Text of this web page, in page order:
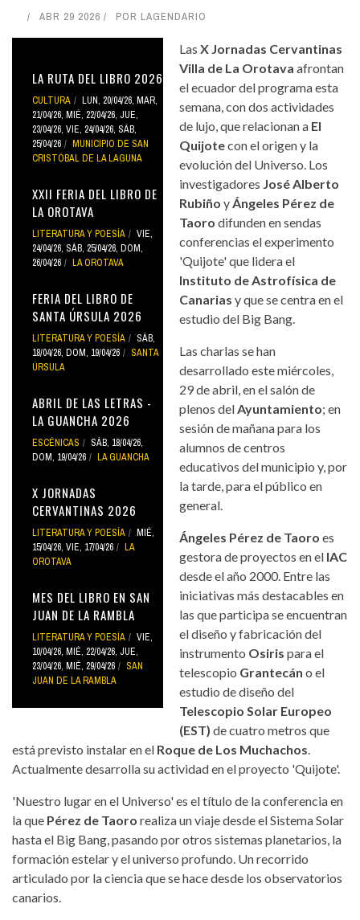
ABR 29 2026 POR LAGENDARIO
LA RUTA DEL LIBRO 2026
CULTURA LUN, 20/04/26, MAR,
21/04/26, MIÉ, 22/04/26, JUE,
23/04/26, VIE, 24/04/26, SÁB,
25/04/26
MUNICIPIO DE SAN
CRISTÓBAL DE LA LAGUNA
XXII FERIA DEL LIBRO DE
LA OROTAVA
LITERATURA Y POESÍA
VIE,
24/04/26, SÁB, 25/04/26, DOM,
26/04/26
LA OROTAVA
FERIA DEL LIBRO DE
SANTA ÚRSULA 2026
LITERATURA Y POESÍA
SÁB,
18/04/26, DOM, 19/04/26
SANTA
ÚRSULA
ABRIL DE LAS LETRAS -
LA GUANCHA 2026
ESCÉNICAS SÁB, 18/04/26,
DOM, 19/04/26
LA GUANCHA
X JORNADAS
CERVANTINAS 2026
LITERATURA Y POESÍA
MIÉ,
15/04/26, VIE, 17/04/26
LA
OROTAVA
MES DEL LIBRO EN SAN
JUAN DE LA RAMBLA
LITERATURA Y POESÍA
VIE,
10/04/26, MIÉ, 22/04/26, JUE,
23/04/26, MIÉ, 29/04/26
SAN
JUAN DE LA RAMBLA
LasX Jornadas Cervantinas
Villa de La Orotava afrontan
el ecuador del programa esta
semana, con dos actividades
de lujo, que relacionan a El
Quijotecon el origen y la
evolución del Universo. Los
investigadores José Alberto
Rubiño yÁngeles Pérez de
Taoro difunden en sendas
conferencias el experimento
'Quijote' que lidera el
Instituto de Astrofísica de
Canarias y que se centra en el
estudio del Big Bang.
Las charlas se han
desarrollado este miércoles,
29 de abril, en el salón de
plenos delAyuntamiento; en
sesión de mañana para los
alumnos de centros
educativos del municipio y, por
la tarde, para el público en
general.
Ángeles Pérez de Taoro es
gestora de proyectos en el IAC
desde el año 2000. Entre las
iniciativas más destacables en
las que participa se encuentran
el diseño y fabricación del
instrumento Osiris para el
telescopio Grantecán o el
estudio de diseño del
Telescopio Solar Europeo
(EST) de cuatro metros que
está previsto instalar en el Roque de Los Muchachos.
Actualmente desarrolla su actividad en el proyecto 'Quijote'.
'Nuestro lugar en el Universo' es el título de la conferencia en
la que Pérez de Taoro realiza un viaje desde el Sistema Solar
hasta el Big Bang, pasando por otros sistemas planetarios, la
formación estelar y el universo profundo. Un recorrido
articulado por la ciencia que se hace desde los observatorios
canarios.